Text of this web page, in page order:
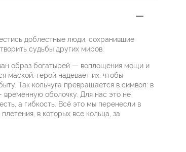
доблестные люди, сохранившие
судьбы других миров.
образ богатырей — воплощения мощи и
маской: герой надевает их, чтобы
Так кольчуга превращается в символ: в
оболочку. Для нас это не
а гибкость. Всё это мы перенесли в
в которых все кольца, за